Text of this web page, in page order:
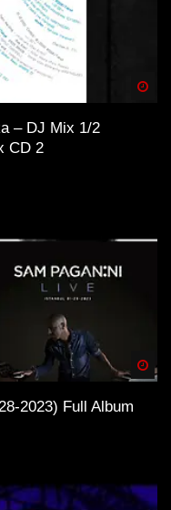
– DJ Mix 1/2
CD 2
2023) Full Album